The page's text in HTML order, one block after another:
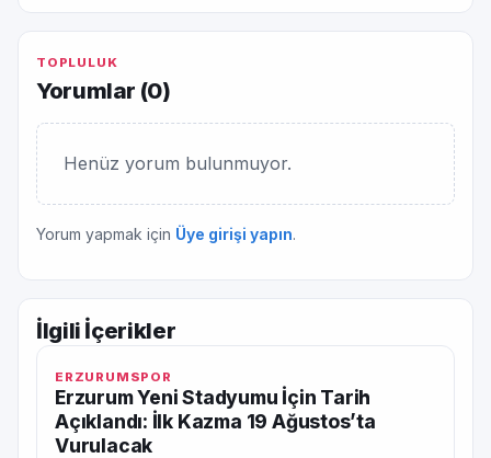
TOPLULUK
Yorumlar (0)
Henüz yorum bulunmuyor.
Yorum yapmak için Üye girişi yapın.
İlgili İçerikler
ERZURUMSPOR
Erzurum Yeni Stadyumu İçin Tarih
Açıklandı: İlk Kazma 19 Ağustos’ta
Vurulacak